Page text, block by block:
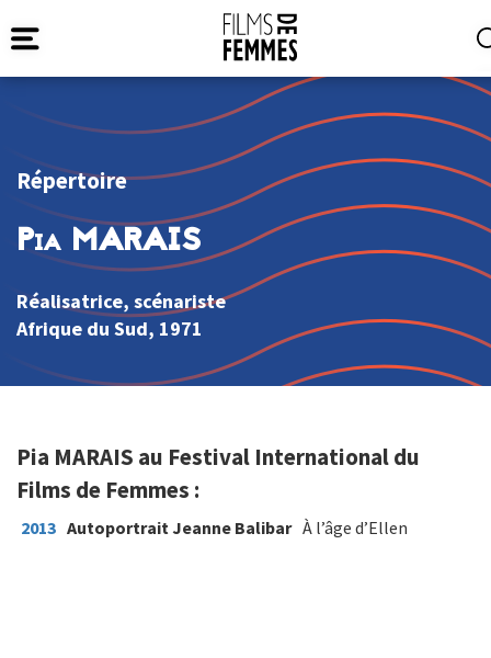
Répertoire
Pia MARAIS
Réalisatrice, scénariste
Afrique du Sud, 1971
Pia MARAIS au Festival International du
Films de Femmes :
2013 Autoportrait Jeanne Balibar À l’âge d’Ellen